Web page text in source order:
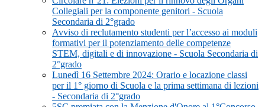
Collegiali per la componente genitori - Scuola
Secondaria di 2°grado
Avviso di reclutamento studenti per l’accesso ai moduli
formativi per il potenziamento delle competenze
STEM, digitali e di innovazione - Scuola Secondaria di
2°grado
Lunedì 16 Settembre 2024: Orario e locazione classi
per il 1° giorno di Scuola e la prima settimana di lezioni
- Secondaria di 2°grado